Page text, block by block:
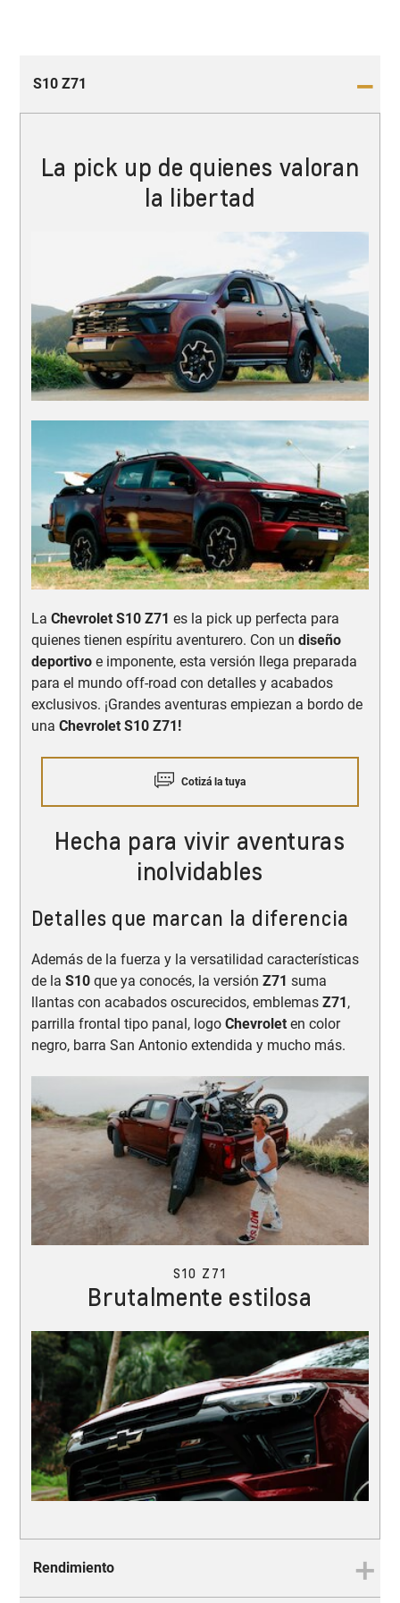
S10 Z71
La pick up de quienes valoran
la libertad
La Chevrolet S10 Z71 es la pick up perfecta para
quienes tienen espíritu aventurero. Con un diseño
deportivo e imponente, esta versión llega preparada
para el mundo off-road con detalles y acabados
exclusivos. ¡Grandes aventuras empiezan a bordo de
una Chevrolet S10 Z71!
Cotizá la tuya
Hecha para vivir aventuras
inolvidables
Detalles que marcan la diferencia
Además de la fuerza y la versatilidad características
de la S10 que ya conocés, la versión Z71 suma
llantas con acabados oscurecidos, emblemasZ71 ,
parrilla frontal tipo panal, logo Chevrolet en color
negro, barra San Antonio extendida y mucho más.
S10 Z71
Brutalmente estilosa
Rendimiento